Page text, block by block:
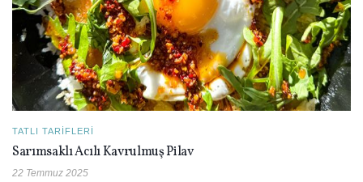
TATLI TARIFLERI
Sarımsaklı Acılı Kavrulmuş Pilav
22 Temmuz 2025